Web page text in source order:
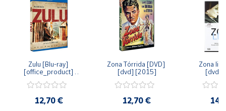
Zulu [Blu-ray]
[office_product]
12,70 €
Zona Tórrida [DVD]
[dvd] [2015]
12,70 €
Zona
[dvd]